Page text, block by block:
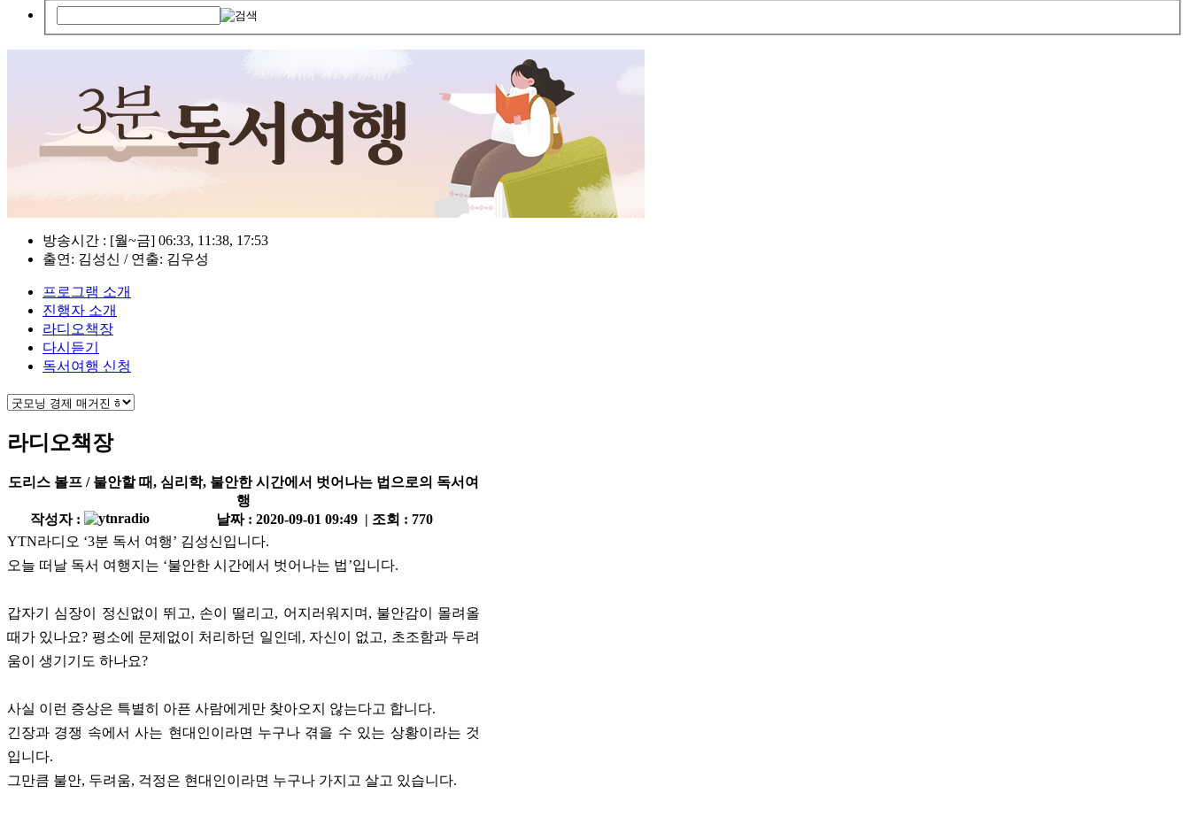
방송시간 : [월~금] 06:33, 11:38, 17:53
출연: 김성신 / 연출: 김우성
프로그램 소개
진행자 소개
라디오책장
다시듣기
독서여행 신청
라디오책장
도리스 볼프 / 불안할 때, 심리학, 불안한 시간에서 벗어나는 법으로의 독서여
행
작성자 :
날짜 : 2020-09-01 09:49 | 조회 : 770
YTN라디오 ‘3분 독서 여행’ 김성신입니다.
오늘 떠날 독서 여행지는 ‘불안한 시간에서 벗어나는 법’입니다.
갑자기 심장이 정신없이 뛰고, 손이 떨리고, 어지러워지며, 불안감이 몰려올
때가 있나요? 평소에 문제없이 처리하던 일인데, 자신이 없고, 초조함과 두려
움이 생기기도 하나요?
사실 이런 증상은 특별히 아픈 사람에게만 찾아오지 않는다고 합니다.
긴장과 경쟁 속에서 사는 현대인이라면 누구나 겪을 수 있는 상황이라는 것
입니다.
그만큼 불안, 두려움, 걱정은 현대인이라면 누구나 가지고 살고 있습니다.